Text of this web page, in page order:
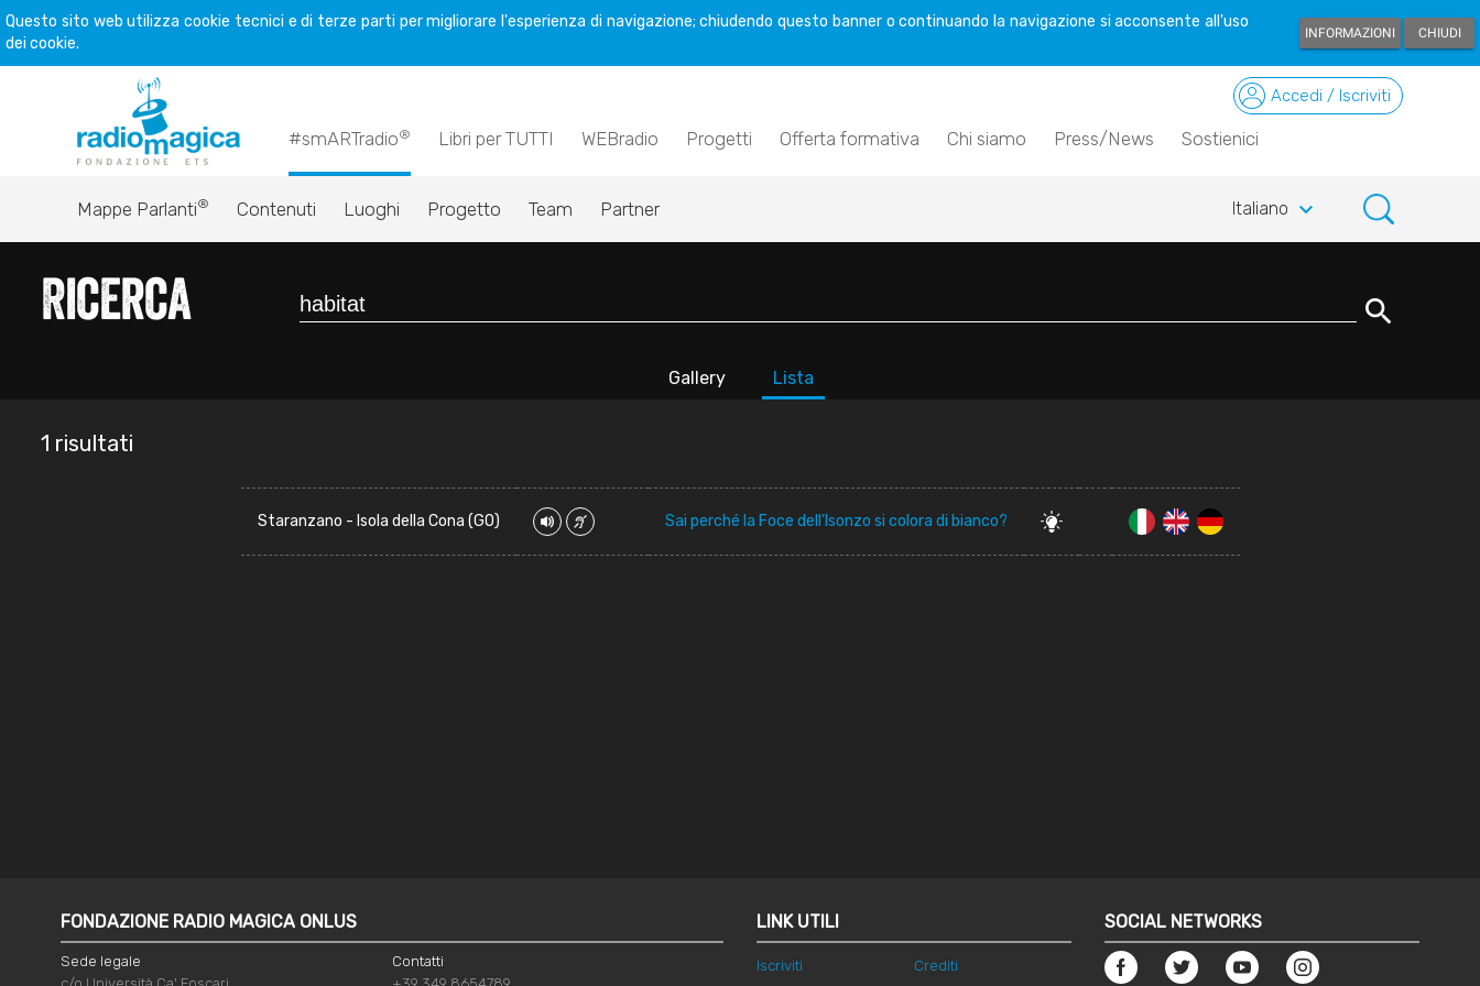
Questo sito web utilizza cookie tecnici e di terze parti per migliorare l'esperienza di navigazione; chiudendo questo banner o continuando la navigazione si acconsente all'uso
dei cookie.
INFORMAZIONI CHIUDI
#smARTradio® Libri per TUTTI WEBradio Progetti Offerta formativa Chi siamo Press/News Sostienici
Accedi / Iscriviti
Mappe Parlanti® Contenuti Luoghi Progetto Team Partner Italiano keyboard_arrow_down
Ricerca search
Gallery Lista
1 risultati
Staranzano - Isola della Cona (GO) Sai perché la Foce dell’Isonzo si colora di bianco?
FONDAZIONE RADIO MAGICA ONLUS
Sede legale
Contatti
LINK UTILI
Iscriviti Crediti
SOCIAL NETWORKS